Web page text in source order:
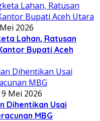
2026
Lahan, Ratusan
Bupati Aceh
Mei 2026
Dihentikan Usai
MBG